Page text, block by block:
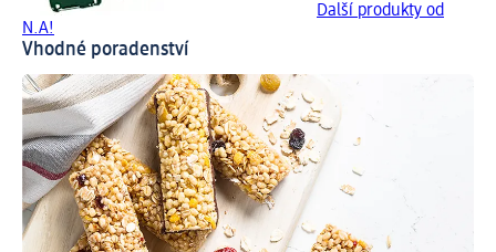
Další produkty od
N.A!
Vhodné poradenství